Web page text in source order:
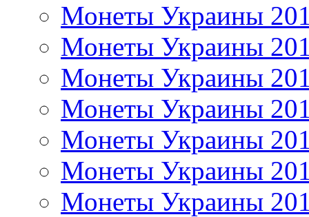
Монеты Украины
Монеты Украины
Монеты Украины
Монеты Украины
Монеты Украины
Монеты Украины
Монеты Украины